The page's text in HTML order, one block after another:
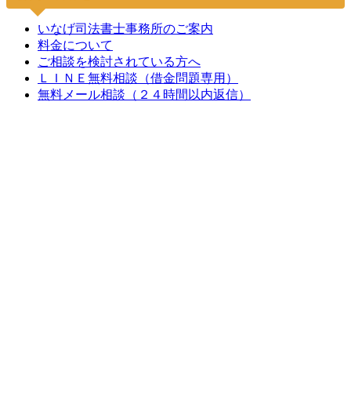
いなげ司法書士事務所のご案内
料金について
ご相談を検討されている方へ
ＬＩＮＥ無料相談（借金問題専用）
無料メール相談（２４時間以内返信）